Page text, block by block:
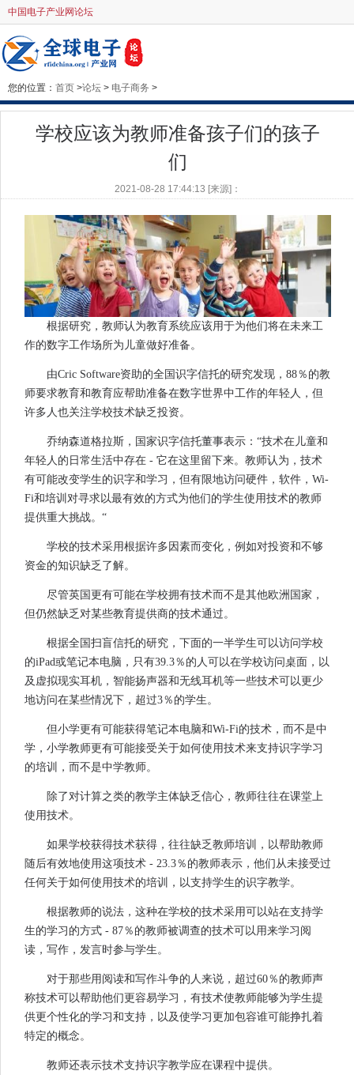
中国电子产业网论坛
您的位置： 首页 >论坛 > 电子商务 >
学校应该为教师准备孩子们的孩子
们
2021-08-28 17:44:13 [来源]：
根据研究，教师认为教育系统应该用于为他们将在未来工
作的数字工作场所为儿童做好准备。
由Cric Software资助的全国识字信托的研究发现，88％的教
师要求教育和教育应帮助准备在数字世界中工作的年轻人，但
许多人也关注学校技术缺乏投资。
乔纳森道格拉斯，国家识字信托董事表示：“技术在儿童和
年轻人的日常生活中存在 - 它在这里留下来。教师认为，技术
有可能改变学生的识字和学习，但有限地访问硬件，软件，Wi-
Fi和培训对寻求以最有效的方式为他们的学生使用技术的教师
提供重大挑战。“
学校的技术采用根据​​许多因素而变化，例如对投资和不够
资金的知识缺乏了解。
尽管英国更有可能在学校拥有技术而不是其他欧洲国家，
但仍然缺乏对某些教育提供商的技术通过。
根据全国扫盲信托的研究，下面的一半学生可以访问学校
的iPad或笔记本电脑，只有39.3％的人可以在学校访问桌面，以
及虚拟现实耳机，智能扬声器和无线耳机等一些技术可以更少
地访问在某些情况下，超过3％的学生。
但小学更有可能获得笔记本电脑和Wi-Fi的技术，而不是中
学，小学教师更有可能接受关于如何使用技术来支持识字学习
的培训，而不是中学教师。
除了对计算之类的教学主体缺乏信心，教师往往在课堂上
使用技术。
如果学校获得技术获得，往往缺乏教师培训，以帮助教师
随后有效地使用这项技术 - 23.3％的教师表示，他们从未接受过
任何关于如何使用技术的培训，以支持学生的识字教学。
根据教师的说法，这种在学校的技术采用可以站在支持学
生的学习的方式 - 87％的教师被调查的技术可以用来学习阅
读，写作，发言时参与学生。
对于那些用阅读和写作斗争的人来说，超过60％的教师声
称技术可以帮助他们更容易学习，有技术使教师能够为学生提
供更个性化的学习和支持，以及使学习更加包容谁可能挣扎着
特定的概念。
教师还表示技术支持识字教学应在课程中提供。